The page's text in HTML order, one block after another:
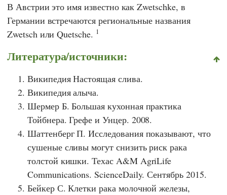
В Австрии это имя известно как Zwetschke, в
Германии встречаются региональные названия
Zwetsch или Quetsche. 1
Литература/источники:
Википедия Настоящая слива.
Википедия алыча.
Шермер Б. Большая кухонная практика
Тойбнера. Грефе и Унцер. 2008.
Шаттенберг П. Исследования показывают, что
сушеные сливы могут снизить риск рака
толстой кишки. Техас A&M AgriLife
Communications. ScienceDaily. Сентябрь 2015.
Бейкер С. Клетки рака молочной железы,